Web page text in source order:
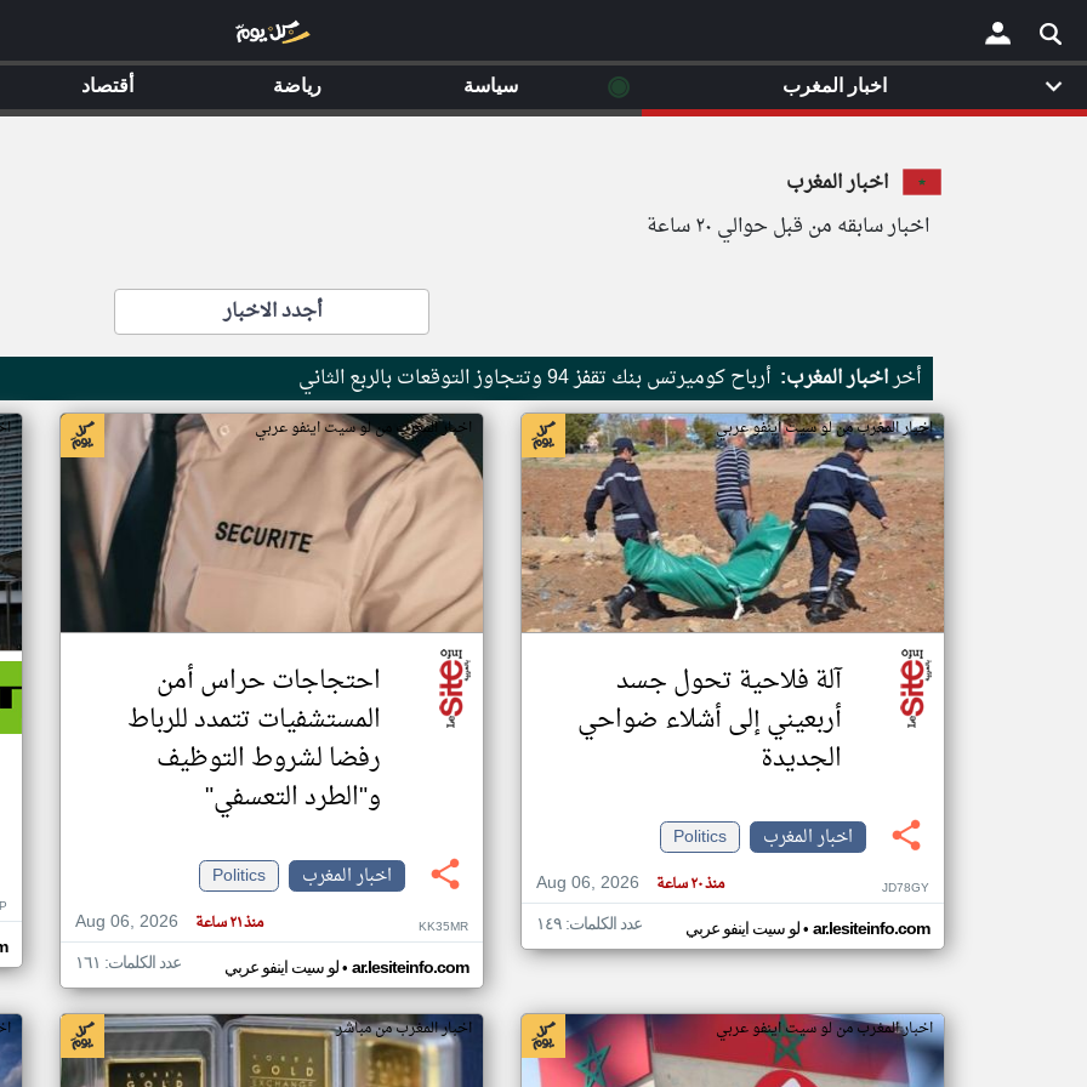
×
اخبار المغرب
اخبار سابقه من قبل حوالي ٢٠ ساعة
أجدد الاخبار
أخراخبار المغرب: أرباح كوميرتس بنك تقفز 94 وتتجاوز التوقعات بالربع الثاني
اخبار المغرب من لو سيت اينفو عربي
آلة فلاحية تحول جسد
أربعيني إلى أشلاء ضواحي
الجديدة
اخبار المغرب
Politics
Aug 06, 2026
منذ ٢٠ ساعة JD78GY
لو سيت اينفو عربي• ar.lesiteinfo.com عدد الكلمات: ١٤٩
اخبار المغرب من لو سيت اينفو عربي
احتجاجات حراس أمن
المستشفيات تتمدد للرباط
رفضا لشروط التوظيف
و"الطرد التعسفي"
اخبار المغرب
Politics
Aug 06, 2026
منذ ٢١ ساعة KK35MR
لو سيت اينفو عربي• ar.lesiteinfo.com عدد الكلمات: ١٦١
اخبار المغرب من لو سيت اينفو عربي اخبار المغرب من مباشر
اخبار المغرب ◉ سياسة رياضة أقتصاد